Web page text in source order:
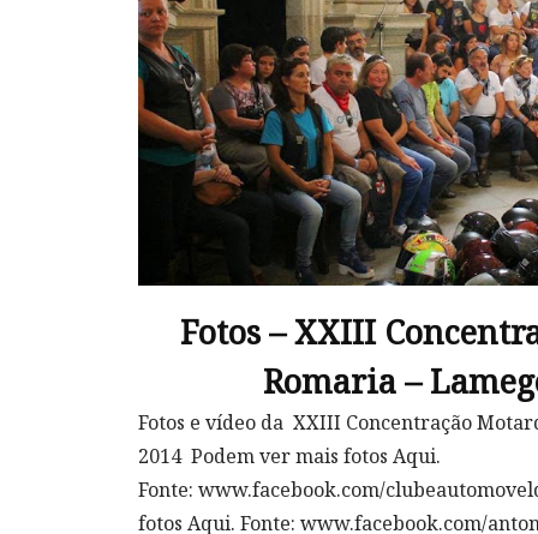
Fotos – XXIII
Romaria –
Fotos e vídeo da XXIII Concentração
2014 Podem ver mais fotos Aqui.
Fonte: www.facebook.com/
fotos Aqui. Fonte: www.facebook.com/